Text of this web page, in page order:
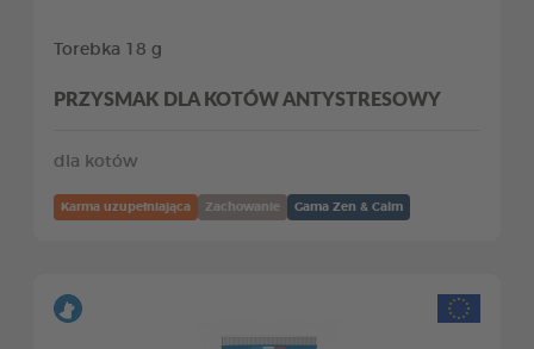
Torebka 18 g
PRZYSMAK DLA KOTÓW ANTYSTRESOWY
dla kotów
Karma uzupełniająca Zachowanie Gama Zen & Calm